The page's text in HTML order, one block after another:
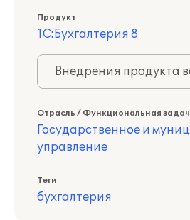
Продукт
1С:Бухгалтерия 8
Внедрения продукта
Отрасль / Функциональная
Государственное и
управление
Теги
бухгалтерия